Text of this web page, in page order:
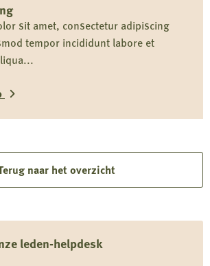
leden-helpdesk
sit amet, consectetur adipiscing
tempor incididunt labore et
naar het overzicht